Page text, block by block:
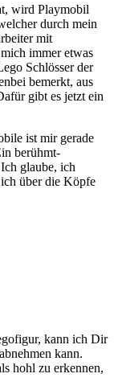
wird Playmobil
durch mein
mit
immer etwas
Schlösser der
bemerkt, aus
gibt es jetzt ein
ist mir gerade
berühmt-
glaube, ich
über die Köpfe
kann ich Dir
kann.
hohl zu erkennen,